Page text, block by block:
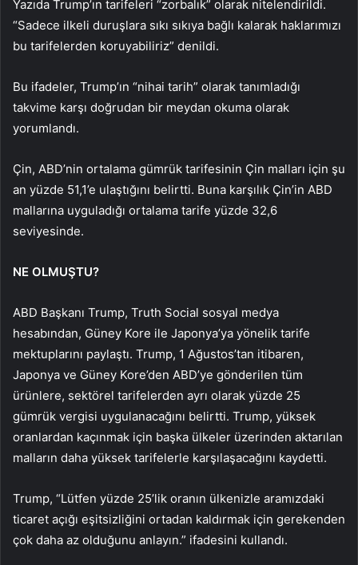
Yazıda Trump’ın tarifeleri “zorbalık” olarak nitelendirildi.
“Sadece ilkeli duruşlara sıkı sıkıya bağlı kalarak haklarımızı
bu tarifelerden koruyabiliriz” denildi.
Bu ifadeler, Trump’ın “nihai tarih” olarak tanımladığı
takvime karşı doğrudan bir meydan okuma olarak
yorumlandı.
Çin, ABD’nin ortalama gümrük tarifesinin Çin malları için şu
an yüzde 51,1’e ulaştığını belirtti. Buna karşılık Çin’in ABD
mallarına uyguladığı ortalama tarife yüzde 32,6
seviyesinde.
NE OLMUŞTU?
ABD Başkanı Trump, Truth Social sosyal medya
hesabından, Güney Kore ile Japonya’ya yönelik tarife
mektuplarını paylaştı. Trump, 1 Ağustos’tan itibaren,
Japonya ve Güney Kore’den ABD’ye gönderilen tüm
ürünlere, sektörel tarifelerden ayrı olarak yüzde 25
gümrük vergisi uygulanacağını belirtti. Trump, yüksek
oranlardan kaçınmak için başka ülkeler üzerinden aktarılan
malların daha yüksek tarifelerle karşılaşacağını kaydetti.
Trump, “Lütfen yüzde 25’lik oranın ülkenizle aramızdaki
ticaret açığı eşitsizliğini ortadan kaldırmak için gerekenden
çok daha az olduğunu anlayın.” ifadesini kullandı.